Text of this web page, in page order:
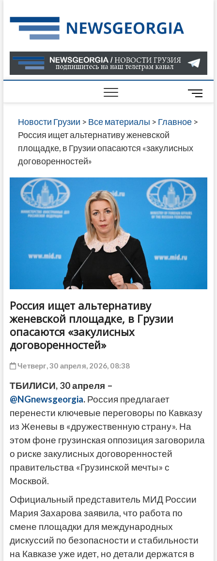
to
content
О
В
ГРУЗИИ
САЙТЕ
M
e
n
B
t
o
n
Новости Грузии > Все материалы > Главное>
Россия ищет альтернативу женевской
площадке, в Грузии опасаются «закулисных
договоренностей»
Россия ищет альтернативу
женевской площадке, в Грузии
опасаются «закулисных
договоренностей»
Четверг, 30 апреля, 2026, 08:38
ТБИЛИСИ, 30 апреля –
@NGnewsgeorgia. Россия предлагает
перенести ключевые переговоры по Кавказу
из Женевы в «дружественную страну». На
этом фоне грузинская оппозиция заговорила
о риске закулисных договоренностей
правительства «Грузинской мечты» с
Москвой.
Официальный представитель МИД России
Мария Захарова заявила, что работа по
смене площадки для международных
дискуссий по безопасности и стабильности
на Кавказе уже идет, но детали держатся в